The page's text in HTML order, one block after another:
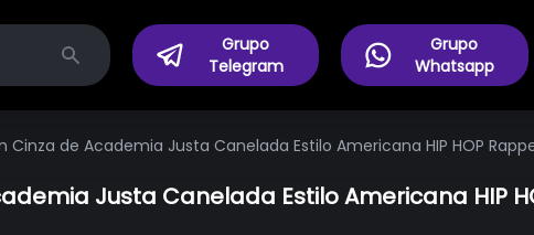
Search
Grupo
Telegram
Grupo
Whatsapp
de Academia Justa Canelada Estilo Americana HIP HOP
Justa Canelada Estilo Americana HIP